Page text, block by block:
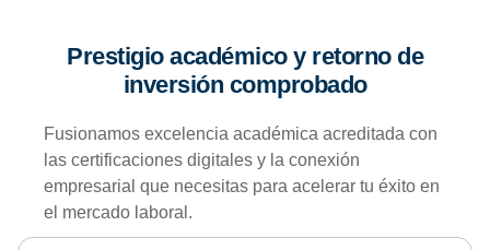
Prestigio académico y retorno de
inversión comprobado
Fusionamos excelencia académica acreditada con
las certificaciones digitales y la conexión
empresarial que necesitas para acelerar tu éxito en
el mercado laboral.